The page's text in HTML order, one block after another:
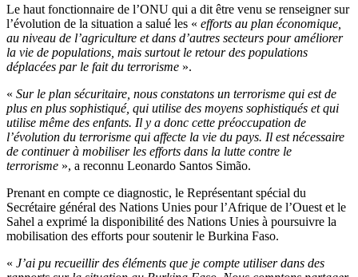
Le haut fonctionnaire de l’ONU qui a dit être venu se renseigner sur
l’évolution de la situation a salué les « efforts au plan économique,
au niveau de l’agriculture et dans d’autres secteurs pour améliorer
la vie de populations, mais surtout le retour des populations
déplacées par le fait du terrorisme ».
« Sur le plan sécuritaire, nous constatons un terrorisme qui est de
plus en plus sophistiqué, qui utilise des moyens sophistiqués et qui
utilise même des enfants. Il y a donc cette préoccupation de
l’évolution du terrorisme qui affecte la vie du pays. Il est nécessaire
de continuer à mobiliser les efforts dans la lutte contre le
terrorisme », a reconnu Leonardo Santos Simão.
Prenant en compte ce diagnostic, le Représentant spécial du
Secrétaire général des Nations Unies pour l’Afrique de l’Ouest et le
Sahel a exprimé la disponibilité des Nations Unies à poursuivre la
mobilisation des efforts pour soutenir le Burkina Faso.
« J’ai pu recueillir des éléments que je compte utiliser dans des